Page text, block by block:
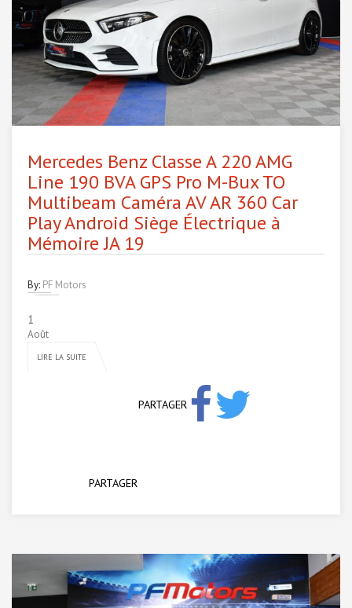
Mercedes Benz Classe A 220 AMG
Line 190 BVA GPS Pro M-Bux TO
Multibeam Caméra AV AR 360 Car
Play Android Siège Électrique à
Mémoire JA 19
By: PF Motors
1
Août
LIRE LA SUITE
PARTAGER
PARTAGER